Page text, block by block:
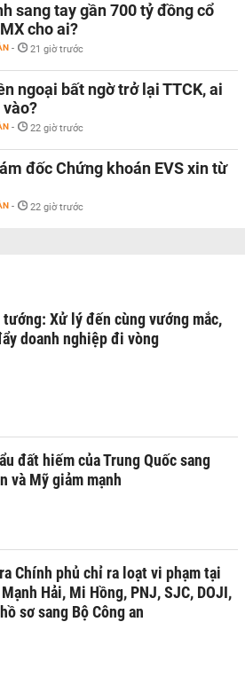
sang tay gần 700 tỷ đồng cổ
cho ai?
- 21 giờ trước
ngoại bất ngờ trở lại TTCK, ai
- 22 giờ trước
đốc Chứng khoán EVS xin từ
- 22 giờ trước
tướng: Xử lý đến cùng vướng mắc,
doanh nghiệp đi vòng
đất hiếm của Trung Quốc sang
và Mỹ giảm mạnh
Chính phủ chỉ ra loạt vi phạm tại
Hải, Mi Hồng, PNJ, SJC, DOJI,
sơ sang Bộ Công an